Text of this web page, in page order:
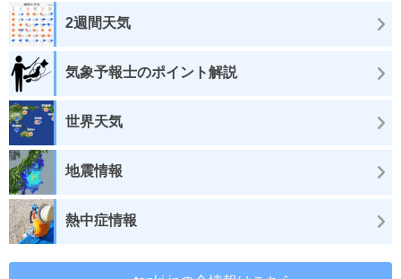
2週間天気
気象予報士のポイント解説
世界天気
地震情報
熱中症情報